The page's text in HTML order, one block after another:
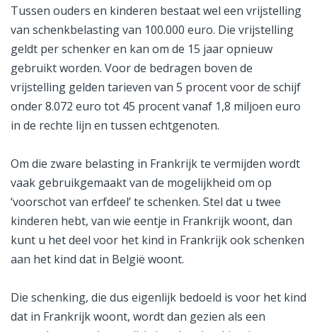
Tussen ouders en kinderen bestaat wel een vrijstelling
van schenkbelasting van 100.000 euro. Die vrijstelling
geldt per schenker en kan om de 15 jaar opnieuw
gebruikt worden. Voor de bedragen boven de
vrijstelling gelden tarieven van 5 procent voor de schijf
onder 8.072 euro tot 45 procent vanaf 1,8 miljoen euro
in de rechte lijn en tussen echtgenoten.
Om die zware belasting in Frankrijk te vermijden wordt
vaak gebruikgemaakt van de mogelijkheid om op
‘voorschot van erfdeel’ te schenken. Stel dat u twee
kinderen hebt, van wie eentje in Frankrijk woont, dan
kunt u het deel voor het kind in Frankrijk ook schenken
aan het kind dat in België woont.
Die schenking, die dus eigenlijk bedoeld is voor het kind
dat in Frankrijk woont, wordt dan gezien als een